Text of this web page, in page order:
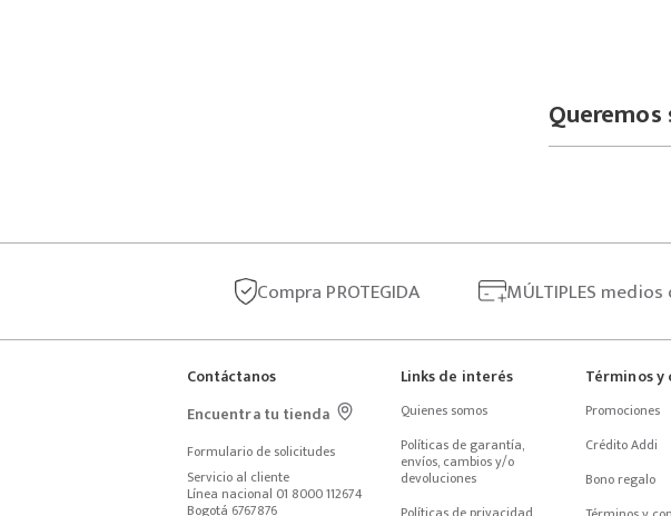
Compra PROTEGIDA MÚLTIPLES medios
Contáctanos
Encuentra tu tienda
Formulario de solicitudes
Servicio al cliente
Línea nacional 01 8000 112674
Bogotá 6767876
Links de interés
Quienes somos
Políticas de garantía,
envíos, cambios y/o
devoluciones
Términos
Promociones
Crédito Addi
Bono regalo